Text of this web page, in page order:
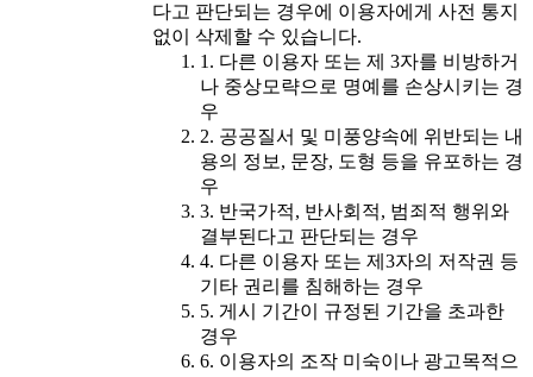
다고 판단되는 경우에 이용자에게 사전 통지
없이 삭제할 수 있습니다.
1. 다른 이용자 또는 제 3자를 비방하거
나 중상모략으로 명예를 손상시키는 경
우
2. 공공질서 및 미풍양속에 위반되는 내
용의 정보, 문장, 도형 등을 유포하는 경
우
3. 반국가적, 반사회적, 범죄적 행위와
결부된다고 판단되는 경우
4. 다른 이용자 또는 제3자의 저작권 등
기타 권리를 침해하는 경우
5. 게시 기간이 규정된 기간을 초과한
경우
6. 이용자의 조작 미숙이나 광고목적으